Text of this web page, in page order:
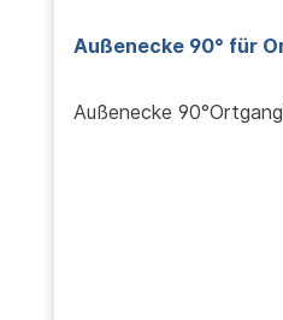
Außenecke